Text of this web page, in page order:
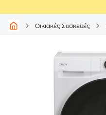
Οικιακές Συσκευές